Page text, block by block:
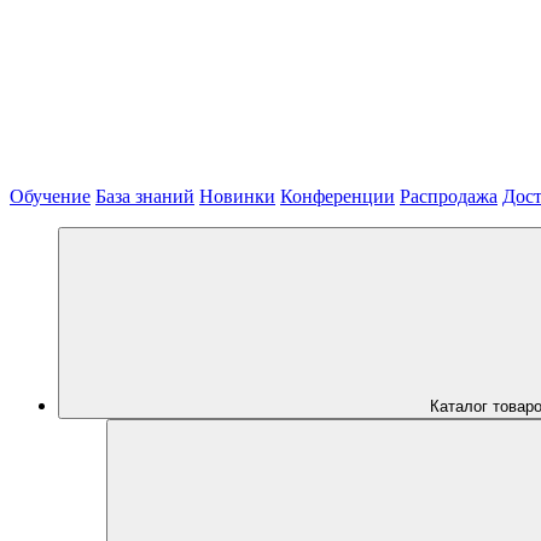
Обучение База знаний Новинки Конференции Распродажа
Каталог